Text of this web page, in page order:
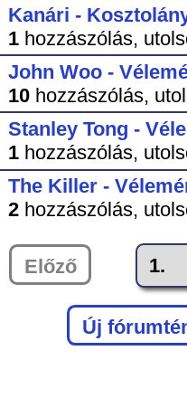
Kanári -
1hozzászólás,
John Woo -
10hozzászólás,
Stanley Tong -
1hozzászólás,
The Killer -
2hozzászólás,
Előző
Új